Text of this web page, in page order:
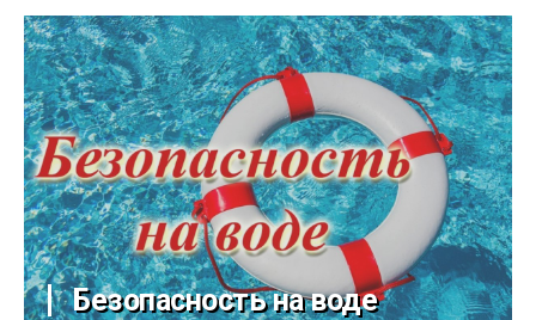
Безопасность на воде